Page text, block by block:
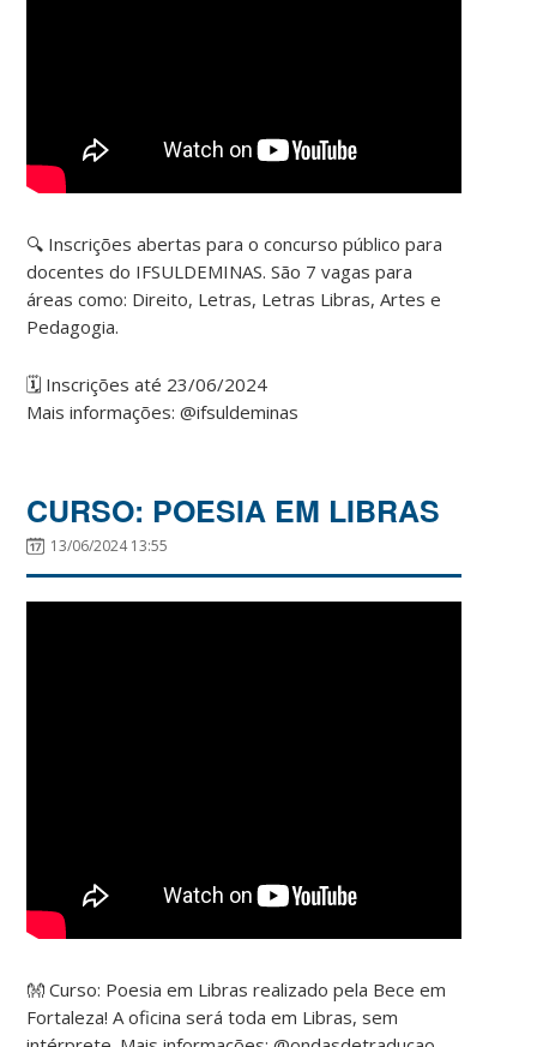
🔍 Inscrições abertas para o concurso público para
docentes do IFSULDEMINAS. São 7 vagas para
áreas como: Direito, Letras, Letras Libras, Artes e
Pedagogia.
🗓️ Inscrições até 23/06/2024
Mais informações: @ifsuldeminas
CURSO: POESIA EM LIBRAS
13/06/2024 13:55
👐 Curso: Poesia em Libras realizado pela Bece em
Fortaleza! A oficina será toda em Libras, sem